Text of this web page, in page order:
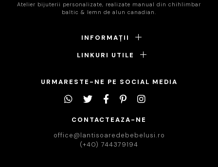
Atelier bijuterii personalizate, realizate manual din chihlimbar
baltic & lemn de alun canadian.
INFORMAȚII
LINKURI UTILE
URMARESTE-NE PE SOCIAL MEDIA
CONTACTEAZA-NE
office@lantisoaredebebelusi.ro
(+40) 744379194